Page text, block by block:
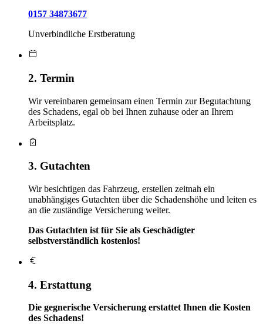
0157 34873677
Unverbindliche Erstberatung
2. Termin
Wir vereinbaren gemeinsam einen Termin zur Begutachtung
des Schadens, egal ob bei Ihnen zuhause oder an Ihrem
Arbeitsplatz.
3. Gutachten
Wir besichtigen das Fahrzeug, erstellen zeitnah ein
unabhängiges Gutachten über die Schadenshöhe und leiten es
an die zuständige Versicherung weiter.
Das Gutachten ist für Sie als Geschädigter
selbstverständlich kostenlos!
4. Erstattung
Die gegnerische Versicherung erstattet Ihnen die Kosten
des Schadens!